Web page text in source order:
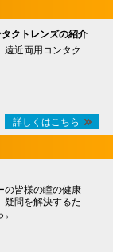
クトレンズの紹介
遠近両用コンタク
詳しくはこちら
の皆様の瞳の健康
疑問を解決するた